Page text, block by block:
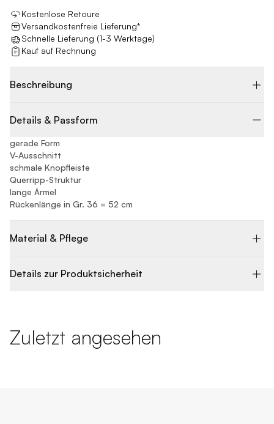
Kostenlose Retoure
Versandkostenfreie Lieferung*
Schnelle Lieferung (1-3 Werktage)
Kauf auf Rechnung
Beschreibung
Details & Passform
gerade Form
V-Ausschnitt
schmale Knopfleiste
Querripp-Struktur
lange Ärmel
Rückenlänge in Gr. 36 = 52 cm
Material & Pflege
Details zur Produktsicherheit
Zuletzt angesehen